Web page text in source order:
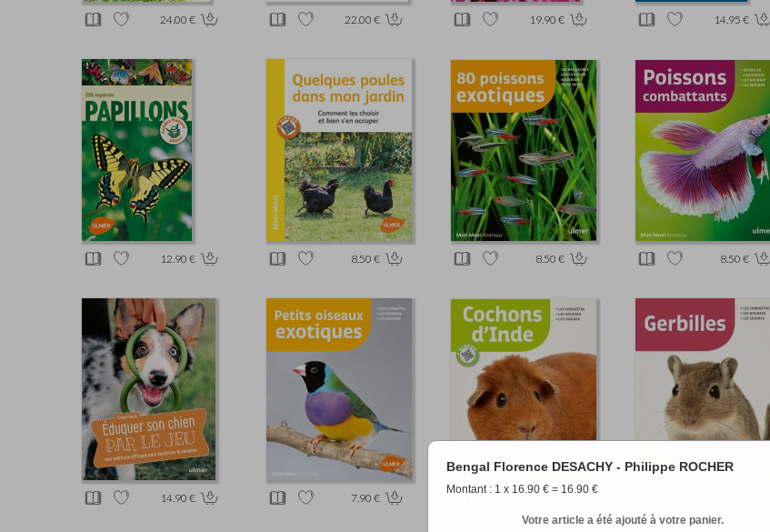
Bengal Florence DESACHY - Philippe ROCHER
Montant : 1 x 16.90 € = 16.90 €
Votre article a été ajouté à votre panier.
24.00 € 22.00 € 19.90 € 14.95 €
12.90 € 8.50 € 8.50 € 8.50 €
14.90 € 7.90 €